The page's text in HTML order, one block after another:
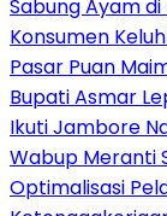
Sabung Ayam
Konsumen
Pasar Puan
Bupati Asmar
Ikuti Jambore
Wabup Meranti
Optimalisasi